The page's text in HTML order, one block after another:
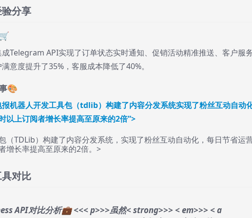
分享
Telegram API实现了订单状态实时通知、促销活动精准推送、客户服
意度提升了35%，客服成本降低了40%。
🎨
报机器人开发工具包（tdlib）构建了内容分发系统实现了粉丝互动自动
以上订阅者增长率提高至原来的2倍”>
（TDLib）构建了内容分发系统，实现了粉丝互动自动化，每日节省运
增长率提高至原来的2倍。>
对比
API对比分析💼 <<< p>>>虽然< strong>>> < em>>> < a